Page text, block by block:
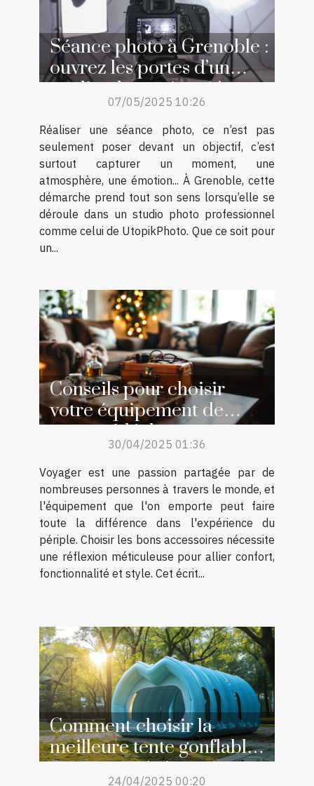
Séance photo à Grenoble :
ouvrez les portes d’un
studio photo réputé !
07/05/2025 10:26
Réaliser une séance photo, ce n’est pas
seulement poser devant un objectif, c’est
surtout capturer un moment, une
atmosphère, une émotion... À Grenoble, cette
démarche prend tout son sens lorsqu’elle se
déroule dans un studio photo professionnel
comme celui de UtopikPhoto. Que ce soit pour
un...
Conseils pour choisir
votre équipement de
voyage idéal
30/04/2025 01:36
Voyager est une passion partagée par de
nombreuses personnes à travers le monde, et
l'équipement que l'on emporte peut faire
toute la différence dans l'expérience du
périple. Choisir les bons accessoires nécessite
une réflexion méticuleuse pour allier confort,
fonctionnalité et style. Cet écrit...
Comment choisir la
meilleure tente gonflable
pour votre événement
24/04/2025 00:20